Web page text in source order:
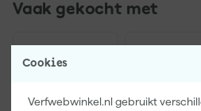
Cookies
Verfwebwinkel.nl gebruikt
Vaak gekocht met